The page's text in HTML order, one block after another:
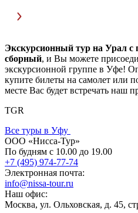
Экскурсионный тур на Урал с
сборный, и Вы можете
экскурсионной группе в Уфе!
купите билеты на самолет или
месте Вас будет встречать наш
TGR
Все туры в Уфу
ООО «Нисса-Тур»
По будням с 10.00 до 19.00
+7 (495) 974-77-74
Электронная почта:
info@nissa-tour.ru
Наш офис:
Москва, ул. Ольховская, д. 45,